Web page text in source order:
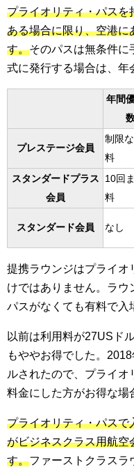
プライオリティ・パスを
ある場合に限り、空港に
す。そのパスは無条件に
式に発行する場合は、年
年間
プレステージ会員
制限
料
スタンダードプラス
会員
10回
料
スタンダード会員 なし
提携ラウンジはプライオ
けではありません。ラウ
パスがなくても有料で入
以前は利用料が27USド
もややお得でした。
ルされたので、プライ
料金にした方がお得な場
プライオリティ・パスで
がビジネスクラス用航空
す。ファーストクラスラ